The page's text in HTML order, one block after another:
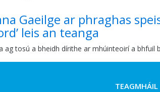
Gaeilge ar phraghas
leis an teanga
ag tosú a bheidh dírithe ar mhúinteoirí a bhfuil
TEAGMHÁIL